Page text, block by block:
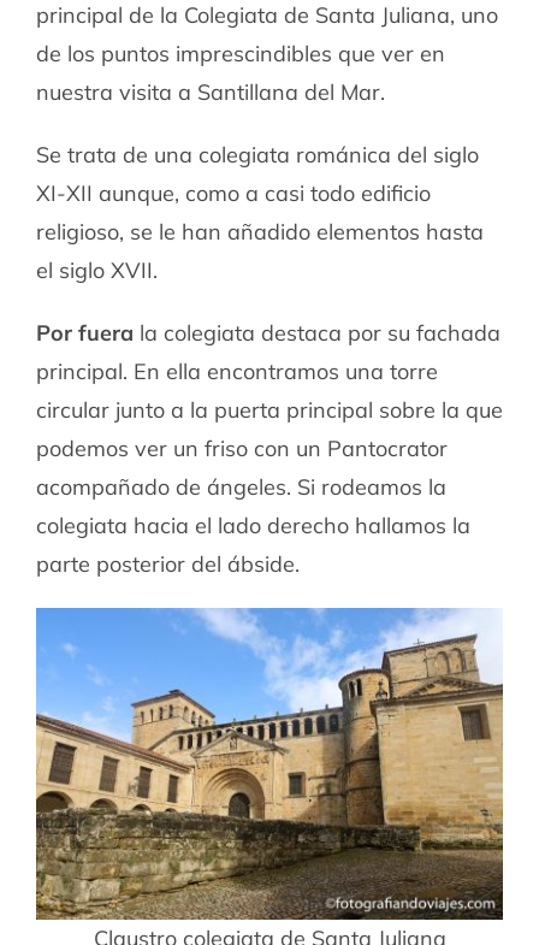
principal de la Colegiata de Santa Juliana, uno
de los puntos imprescindibles que ver en
nuestra visita a Santillana del Mar.
Se trata de una colegiata románica del siglo
XI-XII aunque, como a casi todo edificio
religioso, se le han añadido elementos hasta
el siglo XVII.
Por fuera la colegiata destaca por su fachada
principal. En ella encontramos una torre
circular junto a la puerta principal sobre la que
podemos ver un friso con un Pantocrator
acompañado de ángeles. Si rodeamos la
colegiata hacia el lado derecho hallamos la
parte posterior del ábside.
Claustro colegiata de Santa Juliana